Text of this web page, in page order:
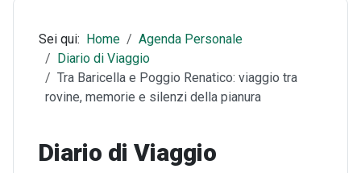
Sei qui: Home
Agenda Personale
Diario di Viaggio
Tra Baricella e Poggio Renatico: viaggio tra
rovine, memorie e silenzi della pianura
Diario di Viaggio